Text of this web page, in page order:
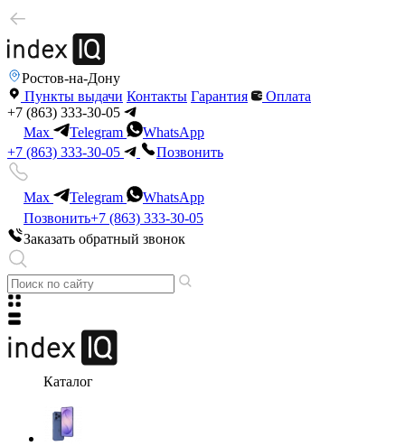
Ростов-на-Дону
Пункты выдачи Контакты Гарантия
Оплата
+7 (863) 333-30-05
Max
Telegram
WhatsApp
+7 (863) 333-30-05
Позвонить
Max Telegram
WhatsApp
Позвонить+7 (863) 333-30-05
Заказать обратный звонок
Каталог